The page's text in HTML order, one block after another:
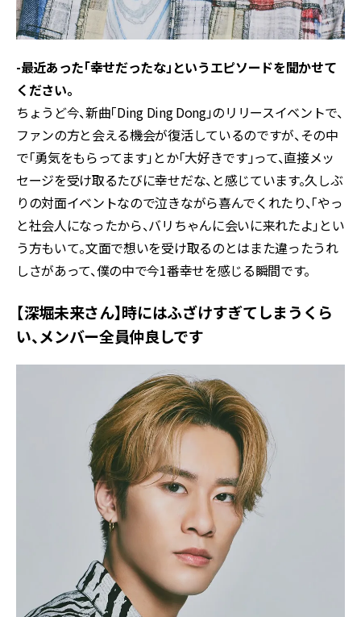
-最近あった「幸せだったな」というエピソードを聞かせて
ください。
ちょうど今、新曲「Ding Ding Dong」のリリースイベントで、
ファンの方と会える機会が復活しているのですが、その中
で「勇気をもらってます」とか「大好きです」って、直接メッ
セージを受け取るたびに幸せだな、と感じています。久しぶ
りの対面イベントなので泣きながら喜んでくれたり、「やっ
と社会人になったから、バリちゃんに会いに来れたよ」とい
う方もいて。文面で想いを受け取るのとはまた違ったうれ
しさがあって、僕の中で今1番幸せを感じる瞬間です。
【深堀未来さん】時にはふざけすぎてしまうくら
い、メンバー全員仲良しです